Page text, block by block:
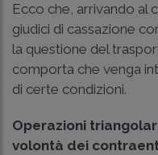
Ecco che, arrivando al
giudici di cassazione
la questione del
comporta che venga
di certe condizioni.
Operazioni
volontà dei